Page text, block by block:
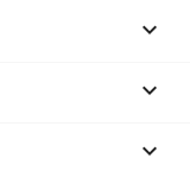


